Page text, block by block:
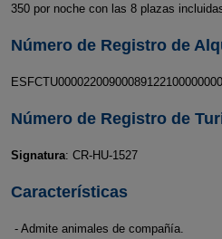
350 por noche con las 8 plazas
Número de Registro de
Número de Registro de
Signatura: CR-HU-1527
Características
- Admite animales de compañía.